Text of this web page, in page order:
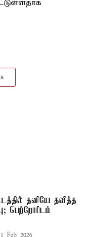
தனியே தவித்த
பெற்றோரிடம்
Feb 2026